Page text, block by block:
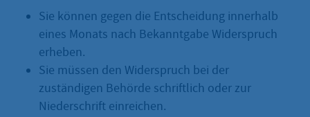
Sie können gegen die Entscheidung innerhalb
eines Monats nach Bekanntgabe Widerspruch
erheben.
Sie müssen den Widerspruch bei der
zuständigen Behörde schriftlich oder zur
Niederschrift einreichen.